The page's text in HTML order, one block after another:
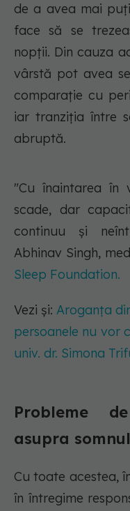
de a avea mai
face să se
nopții. Din cauza
vârstă pot avea
comparație cu
iar tranziția între
abruptă.
"Cu înaintarea în
scade, dar
continuu și
Abhinav Singh,
Sleep Foundation.
Vezi și: Aroganța
persoanele nu vor
univ. dr. Simona
Probleme
asupra
Cu toate acestea,
în întregime